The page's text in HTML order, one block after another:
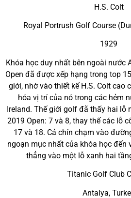
H.S. Colt
Royal Portrush Golf Course
1929
Khóa học duy nhất bên ngoài nước
Open đã được xếp hạng trong top
giới, nhờ vào thiết kế H.S. Colt cao
hóa vị trí của nó trong các hẻm
Ireland. Thế giới golf đã thấy hai lỗ
2019 Open: 7 và 8, thay thế các lỗ
17 và 18. Cả chín chạm vào
ngoạn mục nhất của khóa học đến
thẳng vào một lỗ xanh hai
Titanic Golf Club
Antalya,